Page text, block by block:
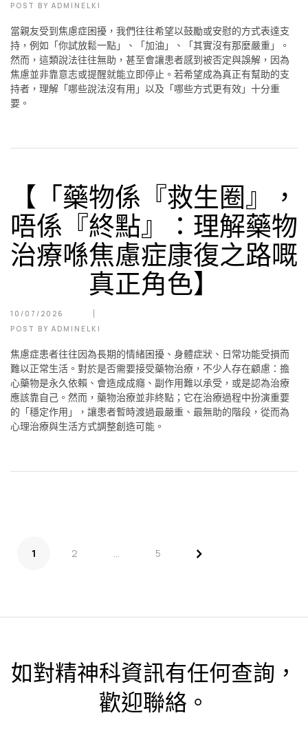
POST BY ADMINELKI
當親友受到焦慮症困擾，我們往往希望以鼓勵或安慰的方式表達支
持，例如「你試放鬆一點」、「加油」、「其實沒有那麼嚴重」。
然而，這類說法往往無助，甚至會讓患者感到被否定與誤解，因為
焦慮並非靠意志或提醒就能立即停止。若希望成為真正有幫助的支
持者，理解「哪些說法沒有用」以及「哪些方式更有效」十分重
要。
【「藥物係『救生圈』，
唔係『終點』：理解藥物
治療喺焦慮症康復之路嘅
真正角色】
10/07/2026
POST BY ADMINELKI
焦慮症患者往往因為長期的情緒困擾、身體症狀、日常功能受損而
難以正常生活。對於是否需要接受藥物治療，不少人存在顧慮：擔
心藥物是永久依賴、會造成成癮、副作用難以承受，或是認為治療
應該靠自己。然而，藥物治療並非終點；它在治療過程中扮演重要
的「穩定作用」，讓患者暫時渡過最嚴重、最無助的階段，從而為
心理治療與生活方式調整創造可能。
1 2 5 >
如對精神科資訊有任何查詢，
歡迎聯絡。